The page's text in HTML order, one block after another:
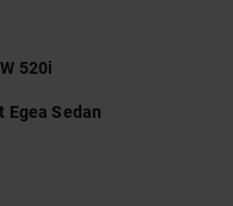
520i
Egea Sedan